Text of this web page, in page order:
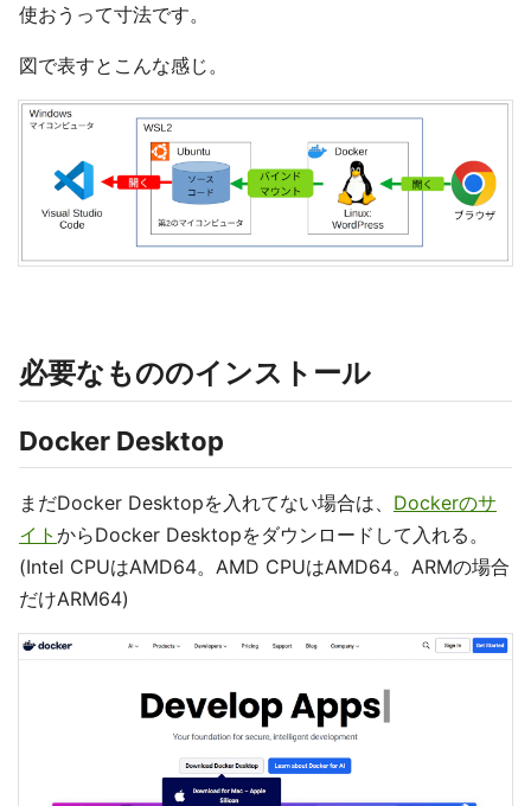
使おうって寸法です。
図で表すとこんな感じ。
必要なもののインストール
Docker Desktop
まだDocker Desktopを入れてない場合は、 Dockerのサ
イト からDocker Desktopをダウンロードして入れる。
(Intel CPUはAMD64。AMD CPUはAMD64。ARMの場合
だけARM64)